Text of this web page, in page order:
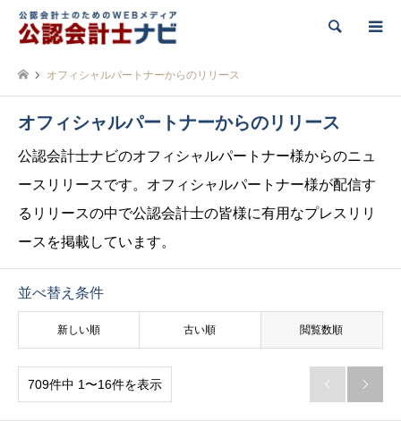
検索
オフィシャルパートナーからのリリース
オフィシャルパートナーからのリリース
公認会計士ナビのオフィシャルパートナー様からのニュ
ースリリースです。オフィシャルパートナー様が配信す
るリリースの中で公認会計士の皆様に有用なプレスリリ
ースを掲載しています。
並べ替え条件
新しい順 古い順 閲覧数順
709件中 1〜16件を表示  